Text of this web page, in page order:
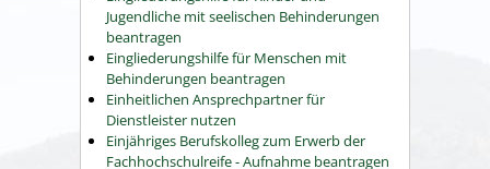
Jugendliche mit seelischen Behinderungen
beantragen
Eingliederungshilfe für Menschen mit
Behinderungen beantragen
Einheitlichen Ansprechpartner für
Dienstleister nutzen
Einjähriges Berufskolleg zum Erwerb der
Fachhochschulreife - Aufnahme beantragen